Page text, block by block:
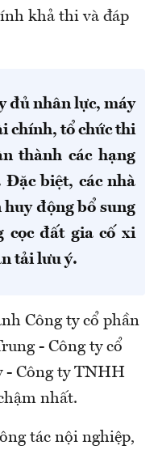
khả thi và đáp
đủ nhân lực, máy
chính, tổ chức thi
thành các hạng
Đặc biệt, các nhà
động bổ sung
cọc đất gia cố xi
tải lưu ý.
Công ty cổ phần
- Công ty cổ
- Công ty TNHH
nhất.
tác nội nghiệp,